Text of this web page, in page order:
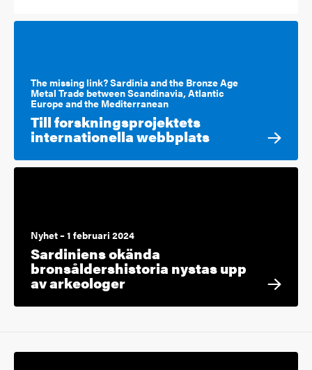
The missing link? Sardinia and the Bronze Age
Metal Trade between Scandinavia, Atlantic
Europe and the Mediterranean
Till forskningsprojektets
internationella webbplats
Nyhet – 1 februari 2024
Sardiniens okända
bronsåldershistoria nystas upp
av arkeologer